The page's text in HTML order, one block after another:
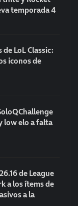
temporada 4
LoL Classic:
iconos de
low elo a falta
de League
a los ítems de
a la